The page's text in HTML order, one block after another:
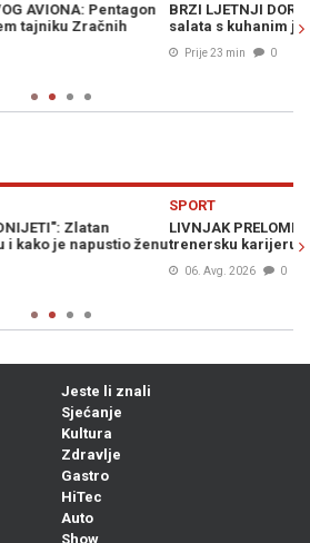
Za tren oka napravite hladnu ljetnu
gdje Zlato Dalić nastavlja
Jeste li znali
Sjećanje
Kultura
Zdravlje
Gastro
HiTec
Auto
Show